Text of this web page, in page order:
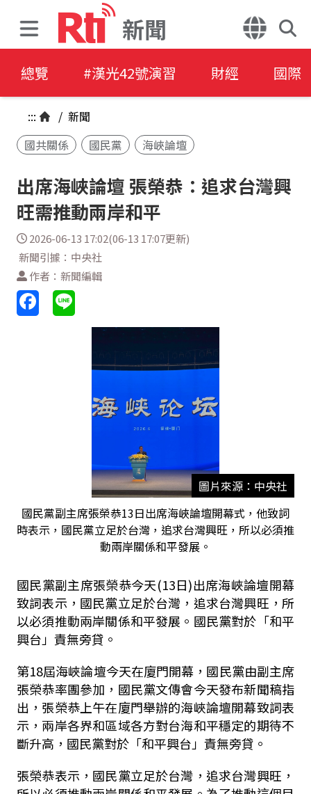
新聞
總覽 #漢光42號演習 財經 國際
::: / 新聞
國共關係
國民黨 海峽論壇
出席海峽論壇 張榮恭：追求台灣興
旺需推動兩岸和平
2026-06-13 17:02(06-13 17:07更新)
新聞引據：中央社
作者：新聞編輯
圖片來源：中央社
國民黨副主席張榮恭13日出席海峽論壇開幕式，他致詞
時表示，國民黨立足於台灣，追求台灣興旺，所以必須推
動兩岸關係和平發展。
國民黨副主席張榮恭今天(13日)出席海峽論壇開幕
致詞表示，國民黨立足於台灣，追求台灣興旺，所
以必須推動兩岸關係和平發展。國民黨對於「和平
興台」責無旁貸。
第18屆海峽論壇今天在廈門開幕，國民黨由副主席
張榮恭率團參加，國民黨文傳會今天發布新聞稿指
出，張榮恭上午在廈門舉辦的海峽論壇開幕致詞表
示，兩岸各界和區域各方對台海和平穩定的期待不
斷升高，國民黨對於「和平興台」責無旁貸。
張榮恭表示，國民黨立足於台灣，追求台灣興旺，